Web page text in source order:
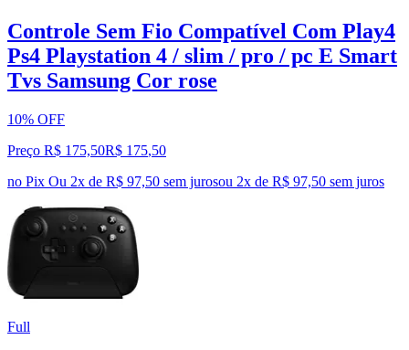
Controle Sem Fio Compatível Com Play4
Ps4 Playstation 4 / slim / pro / pc E Smart
Tvs Samsung Cor rose
10% OFF
Preço R$ 175,50R$ 175,50
no Pix Ou 2x de R$ 97,50 sem jurosou 2x de R$ 97,50 sem juros
Full